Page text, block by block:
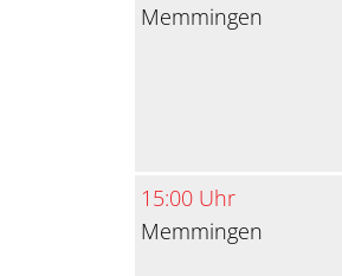
Memmingen
15:00 Uhr
Memmingen